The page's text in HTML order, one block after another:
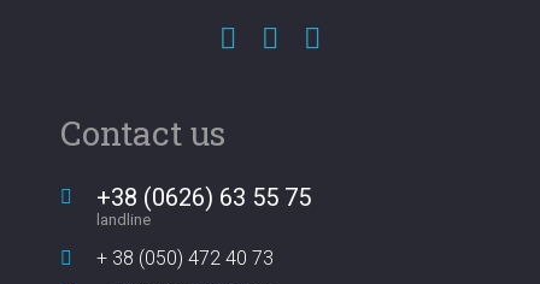
Contact us
+38 (0626) 63 55 75
landline
+ 38 (050) 472 40 73